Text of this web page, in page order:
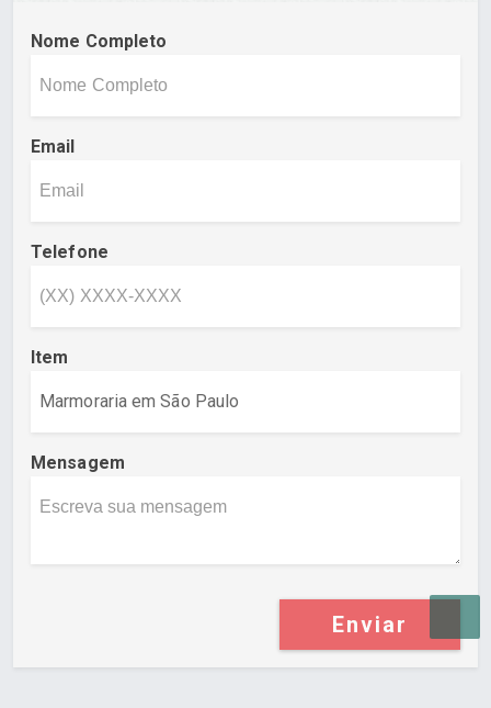
Nome Completo
Email
Telefone
Item
Mensagem
Enviar